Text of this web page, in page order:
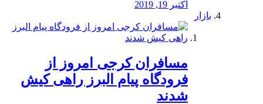
اکتبر 19, 2019
بازار
مسافران کرجی امروز از
فرودگاه پیام البرز راهی کیش
شدند